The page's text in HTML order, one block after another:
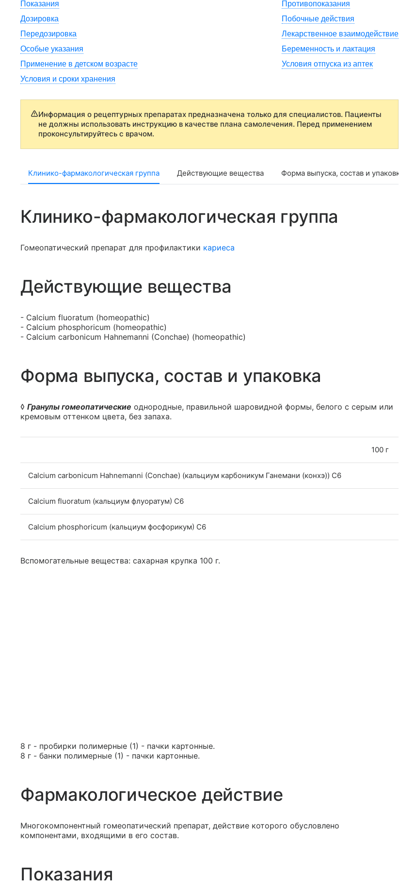
Показания
Противопоказания
Дозировка
Побочные действия
Передозировка
Лекарственное взаимодействие
Особые указания
Беременность и лактация
Применение в детском возрасте
Условия отпуска из аптек
Условия и сроки хранения
Информация о рецептурных препаратах предназначена только для специалистов. Пациенты
не должны использовать инструкцию в качестве плана самолечения. Перед применением
проконсультируйтесь с врачом.
Клинико-фармакологическая группа Действующие вещества Форма выпуска, состав и упаковка
Клинико-фармакологическая группа
Гомеопатический препарат для профилактики кариеса
Действующие вещества
- Calcium fluoratum (homeopathic)
- Calcium phosphoricum (homeopathic)
- Calcium carbonicum Hahnemanni (Conchae) (homeopathic)
Форма выпуска, состав и упаковка
◊ Гранулы гомеопатические однородные, правильной шаровидной формы, белого с серым или
кремовым оттенком цвета, без запаха.
100 г
Calcium carbonicum Hahnemanni (Conchae) (кальциум карбоникум Ганемани (конхэ)) C6
Calcium fluoratum (кальциум флуоратум) C6
Calcium phosphoricum (кальциум фосфорикум) C6
Вспомогательные вещества: сахарная крупка 100 г.
8 г - пробирки полимерные (1) - пачки картонные.
8 г - банки полимерные (1) - пачки картонные.
Фармакологическое действие
Многокомпонентный гомеопатический препарат, действие которого обусловлено
компонентами, входящими в его состав.
Показания